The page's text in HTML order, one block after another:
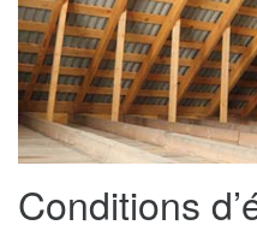
Conditions